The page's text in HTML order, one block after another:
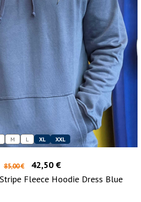
M L XL XXL
85,00 €
42,50 €
Fleece Hoodie Dress Blue